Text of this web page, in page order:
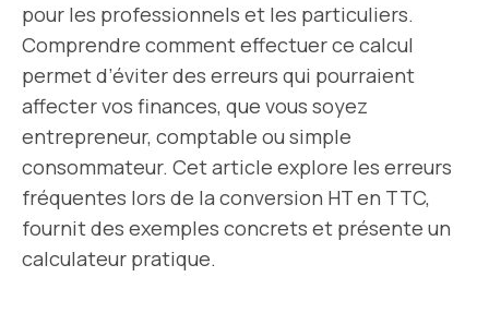
pour les professionnels et les particuliers.
Comprendre comment effectuer ce calcul
permet d’éviter des erreurs qui pourraient
affecter vos finances, que vous soyez
entrepreneur, comptable ou simple
consommateur. Cet article explore les erreurs
fréquentes lors de la conversion HT en TTC,
fournit des exemples concrets et présente un
calculateur pratique.